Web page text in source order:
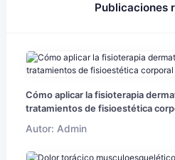
Publicaciones
Cómo aplicar la fisioterapia
tratamientos de fisioestética
Autor: Admin